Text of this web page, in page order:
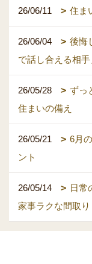
26/06/11 住ま
26/06/04
後悔
で話し合える相
26/05/28
ずっ
住まいの備え
26/05/21
6月
ント
26/05/14
日常
家事ラクな間取り